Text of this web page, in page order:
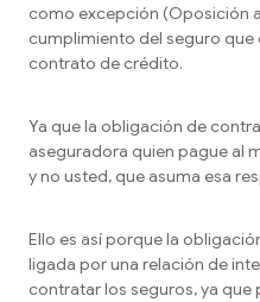
como excepción (Oposición
cumplimiento del seguro que
contrato de crédito.
Ya que la obligación de
aseguradora quien pague al
y no usted, que asuma esa
Ello es así porque la
ligada por una relación de
contratar los seguros, ya que